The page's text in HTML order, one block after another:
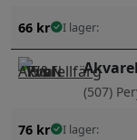
66 kr I lager:
(507)
76 kr I lager: